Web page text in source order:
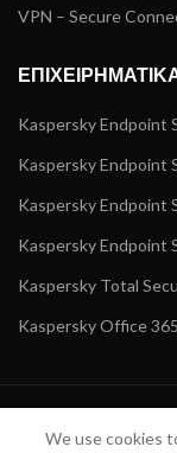
VPN – Secure
Kaspersky Endpoint
Kaspersky Endpoint
Kaspersky Endpoint
Kaspersky Endpoint
Kaspersky Total
Kaspersky Office 365
We use cookies